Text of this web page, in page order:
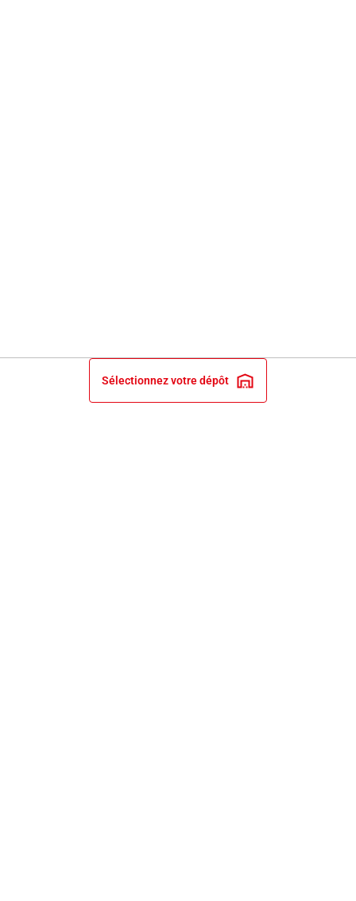
Sélectionnez votre dépôt